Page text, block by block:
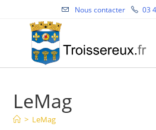
Nous contacter 03
LeMag
> LeMag